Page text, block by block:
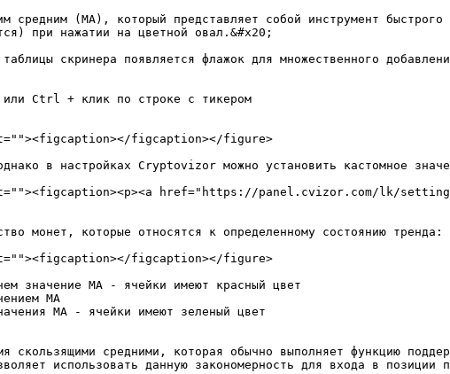
средним (МА), который представляет собой инструмент
при нажатии на цветной овал.&#x20;
скринера появляется флажок для множественного
или Ctrl + клик по строке с тикером
figcaption></figure>
в настройках Cryptovizor можно установить кастомное
alt=""><figcaption><p><a href="https://panel.cvizor.com/lk/
монет, которые относятся к определенному состоянию тренда:
figcaption></figure>
значение МА - ячейки имеют красный цвет
МА
МА - ячейки имеют зеленый цвет
средними, которая обычно выполняет функцию
использовать данную закономерность для входа в позиции